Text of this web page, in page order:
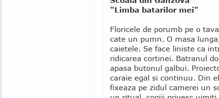
"Limba batarilor mei"
Floricele de porumb pe o
cate un pumn. O masa
caietele. Se face liniste ca
ridicarea cortinei. Batranul
apasa butonul galbui.
caraie egal si continuu. Din
fixeaza pe zidul camerei un